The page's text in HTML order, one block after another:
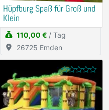
Hüpfburg Spaß für Groß und
Klein
110,00 € / Tag
26725 Emden